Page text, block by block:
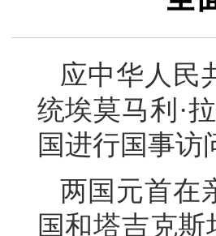
应中华人民
统埃莫马利·
国进行国事访
两国元首在
国和塔吉克